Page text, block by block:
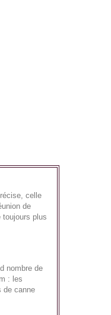
celle
de
toujours plus
nombre de
: les
de canne